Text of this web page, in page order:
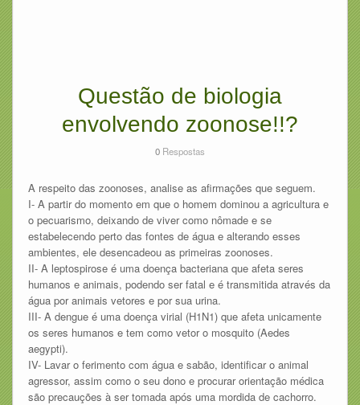
Questão de biologia
envolvendo zoonose!!?
0 Respostas
A respeito das zoonoses, analise as afirmações que seguem.
I- A partir do momento em que o homem dominou a agricultura e
o pecuarismo, deixando de viver como nômade e se
estabelecendo perto das fontes de água e alterando esses
ambientes, ele desencadeou as primeiras zoonoses.
II- A leptospirose é uma doença bacteriana que afeta seres
humanos e animais, podendo ser fatal e é transmitida através da
água por animais vetores e por sua urina.
III- A dengue é uma doença virial (H1N1) que afeta unicamente
os seres humanos e tem como vetor o mosquito (Aedes
aegypti).
IV- Lavar o ferimento com água e sabão, identificar o animal
agressor, assim como o seu dono e procurar orientação médica
são precauções à ser tomada após uma mordida de cachorro.